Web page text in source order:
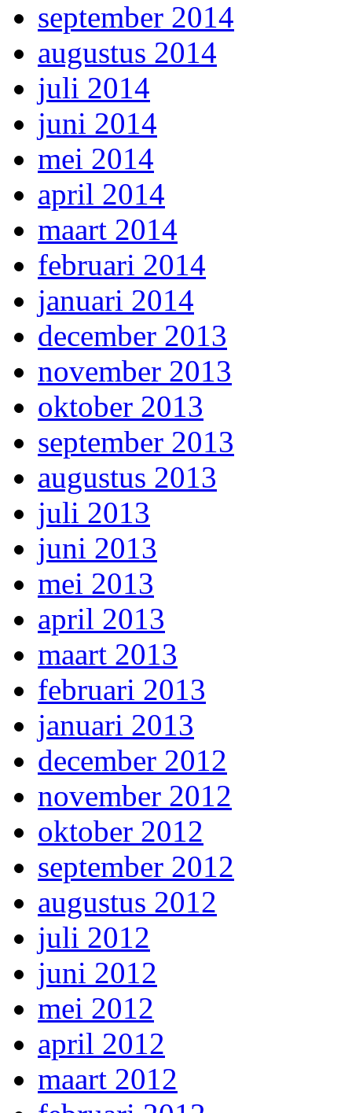
september 2014
augustus 2014
juli 2014
juni 2014
mei 2014
april 2014
maart 2014
februari 2014
januari 2014
december 2013
november 2013
oktober 2013
september 2013
augustus 2013
juli 2013
juni 2013
mei 2013
april 2013
maart 2013
februari 2013
januari 2013
december 2012
november 2012
oktober 2012
september 2012
augustus 2012
juli 2012
juni 2012
mei 2012
april 2012
maart 2012